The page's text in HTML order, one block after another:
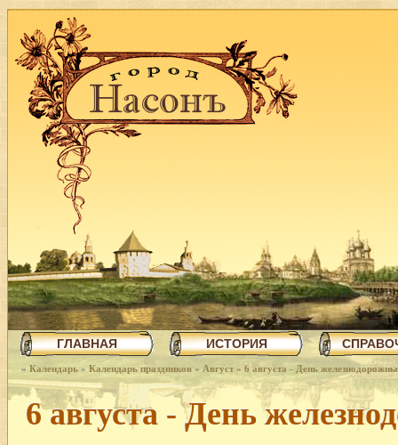
ГЛАВНАЯ ИСТОРИЯ
» Календарь » Календарь праздников » Август» 6 августа - День
6 августа - День